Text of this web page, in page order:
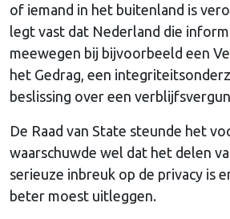
of iemand in het buitenland is
legt vast dat Nederland die
meewegen bij bijvoorbeeld een
het Gedrag, een
beslissing over een
De Raad van State steunde het
waarschuwde wel dat het delen
serieuze inbreuk op de privacy is
beter moest uitleggen.